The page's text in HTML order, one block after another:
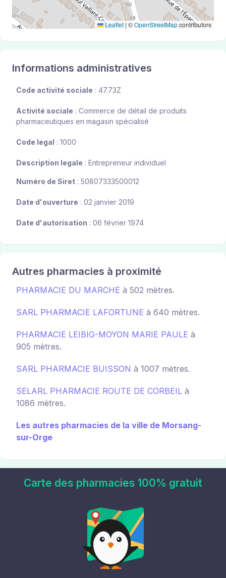
Leaflet | ©OpenStreetMapcontributors
Informations administratives
Code activité sociale : 47.73Z
Activité sociale : Commerce de détail de produits
pharmaceutiques en magasin spécialisé
Code legal : 1000
Description legale : Entrepreneur individuel
Numéro de Siret : 50807333500012
Date d'ouverture : 02 janvier 2019
Date d'autorisation : 06 février 1974
Autres pharmacies à proximité
PHARMACIE DU MARCHE à 502 mètres.
SARL PHARMACIE LAFORTUNE à 640 mètres.
PHARMACIE LEIBIG-MOYON MARIE PAULE à
905 mètres.
SARL PHARMACIE BUISSON à 1007 mètres.
SELARL PHARMACIE ROUTE DE CORBEIL à
1086 mètres.
Les autres pharmacies de la ville de Morsang-
sur-Orge
Carte des pharmacies 100% gratuit